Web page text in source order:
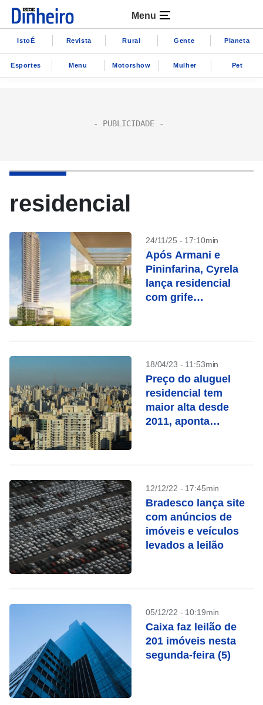
Menu
IstoÉ Revista Rural Gente Planeta
Esportes Menu Motorshow Mulher Pet
residencial
24/11/25 - 17:10min
Após Armani e
Pininfarina, Cyrela
lança residencial
com grife
18/04/23 - 11:53min
Preço do aluguel
residencial tem
maior alta desde
2011, aponta
12/12/22 - 17:45min
Bradesco lança site
com anúncios de
imóveis e veículos
levados a leilão
05/12/22 - 10:19min
Caixa faz leilão de
201 imóveis nesta
segunda-feira (5)